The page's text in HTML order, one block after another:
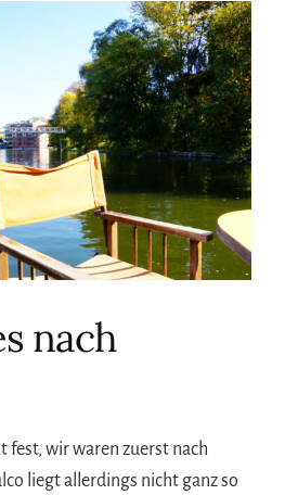
nach
fest, wir waren zuerst nach
liegt allerdings nicht ganz so